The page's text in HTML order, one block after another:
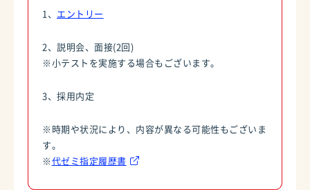
1、 エントリー
2、説明会、面接(2回)
※小テストを実施する場合もございます。
3、採用内定
※時期や状況により、内容が異なる可能性もございま
す。
※代ゼミ指定履歴書